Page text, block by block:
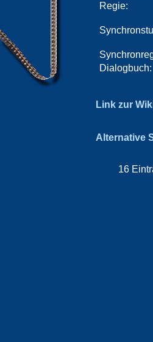
Regie:
Dialogbuch:
Link zur
Alternative
16